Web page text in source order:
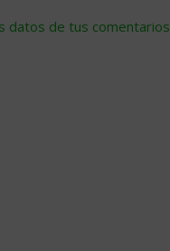
datos de tus comentarios